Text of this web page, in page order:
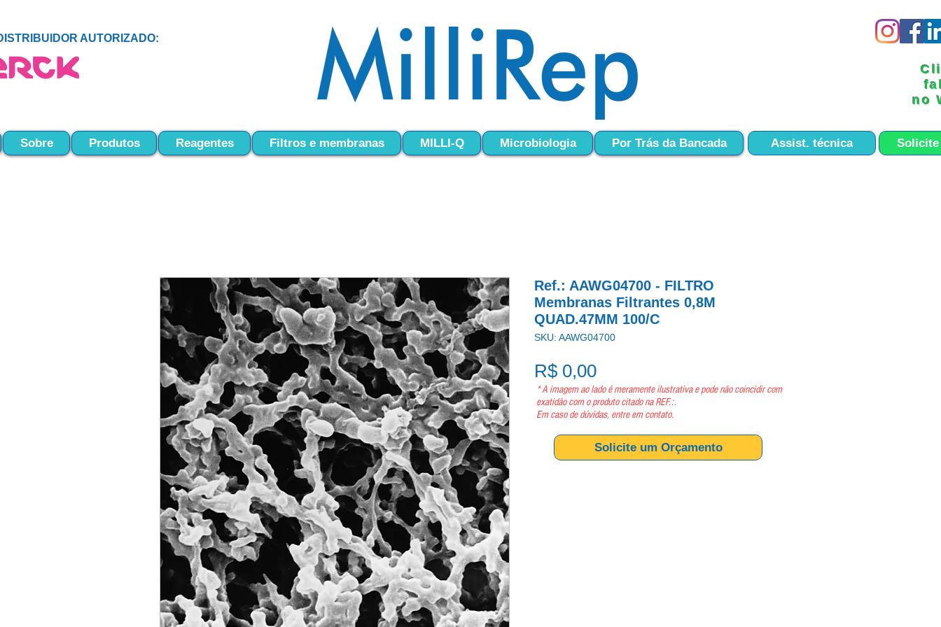
AUTORIZADO:
no
Sobre Produtos Reagentes Filtros e membranas MILLI-Q Microbiologia Por Trás da Bancada Assist. técnica Solicite
Ref.: AAWG04700 - FILTRO
Membranas Filtrantes 0,8M
QUAD.47MM 100/C
SKU: AAWG04700
R$ 0,00Preço
Solicite um Orçamento
* A imagem ao lado é meramente ilustrativa e pode não coincidir com
exatidão com o produto citado na REF.:.
Em caso de dúvidas, entre em contato.